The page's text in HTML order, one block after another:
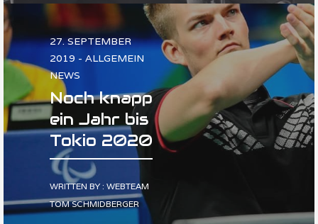
27. SEPTEMBER
2019 - ALLGEMEIN
NEWS
Noch knapp
ein Jahr bis
Tokio 2020
WRITTEN BY : WEBTEAM
TOM SCHMIDBERGER